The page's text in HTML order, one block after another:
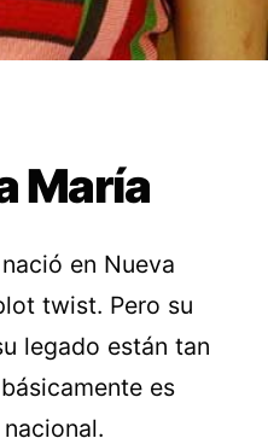
María
en Nueva
twist. Pero su
legado están tan
es